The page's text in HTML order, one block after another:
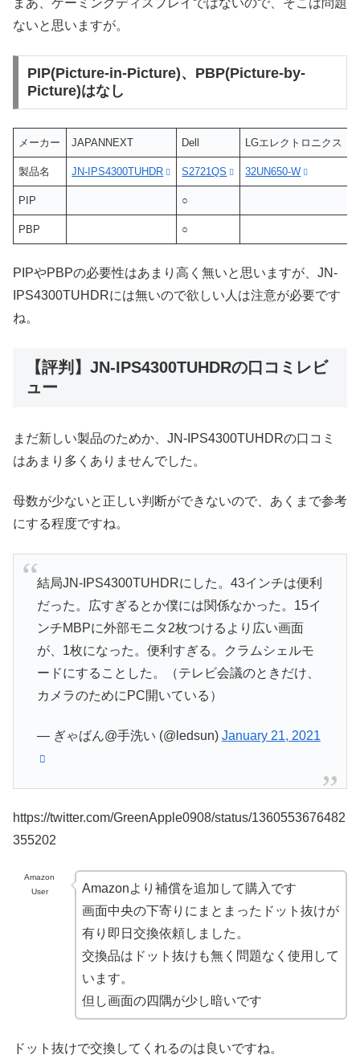
まあ、ゲーミングディスプレイではないので、そこは問題
ないと思いますが。
PIP(Picture-in-Picture)、PBP(Picture-by-
Picture)はなし
メーカー JAPANNEXT Dell LGエレクトロニクス
製品名 JN-IPS4300TUHDR S2721QS 32UN650-W
PIP ○
PBP ○
PIPやPBPの必要性はあまり高く無いと思いますが、JN-
IPS4300TUHDRには無いので欲しい人は注意が必要です
ね。
【評判】JN-IPS4300TUHDRの口コミレビ
ュー
まだ新しい製品のためか、JN-IPS4300TUHDRの口コミ
はあまり多くありませんでした。
母数が少ないと正しい判断ができないので、あくまで参考
にする程度ですね。
結局JN-IPS4300TUHDRにした。43インチは便利
だった。広すぎるとか僕には関係なかった。15イ
ンチMBPに外部モニタ2枚つけるより広い画面
が、1枚になった。便利すぎる。クラムシェルモ
ードにすることした。（テレビ会議のときだけ、
カメラのためにPC開いている）
— ぎゃばん@手洗い (@ledsun) January 21, 2021
https://twitter.com/GreenApple0908/status/1360553676482
355202
Amazon
User
Amazonより補償を追加して購入です
画面中央の下寄りにまとまったドット抜けが
有り即日交換依頼しました。
交換品はドット抜けも無く問題なく使用して
います。
但し画面の四隅が少し暗いです
ドット抜けで交換してくれるのは良いですね。